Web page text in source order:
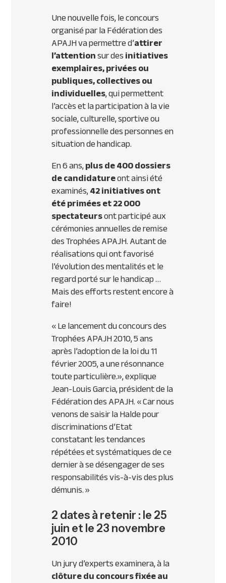
Une nouvelle fois, le concours
organisé par la Fédération des
APAJHva permettre d’attirer
l’attentionsur desinitiatives
exemplaires, privées ou
publiques, collectives ou
individuelles, qui permettent
l’accès et la participation à la vie
sociale, culturelle, sportive ou
professionnelle des personnes en
situation de handicap.
En 6 ans,plus de 400 dossiers
de candidatureont ainsi été
examinés,42 initiatives ont
été primées et 22 000
spectateursont participé aux
cérémonies annuelles de remise
des TrophéesAPAJH. Autant de
réalisations qui ont favorisé
l’évolution des mentalités et le
regard porté sur le handicap …
Mais des efforts restent encore à
faire!
« Le lancement du concours des
TrophéesAPAJH2010, 5 ans
après l’adoption de la loi du 11
février 2005, a une résonnance
toute particulière.», explique
Jean-Louis Garcia, président de la
Fédération desAPAJH.« Car nous
venons de saisir la Halde pour
discriminations d’Etat
constatant les tendances
répétées et systématiques de ce
dernier à se désengager de ses
responsabilités vis-à-vis des plus
démunis. »
2 dates à retenir : le 25
juin et le 23 novembre
2010
Un jury d’experts examinera, à la
clôture du concours fixée au